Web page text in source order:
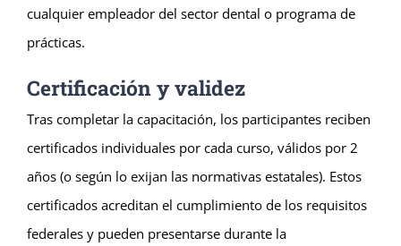
cualquier empleador del sector dental o programa de
prácticas.
Certificación y validez
Tras completar la capacitación, los participantes reciben
certificados individuales por cada curso, válidos por 2
años (o según lo exijan las normativas estatales). Estos
certificados acreditan el cumplimiento de los requisitos
federales y pueden presentarse durante la